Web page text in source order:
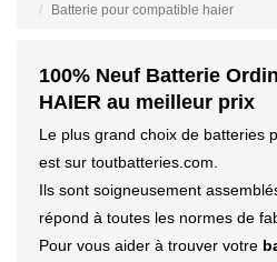
Batterie pour compatible haier
100% Neuf Batterie
HAIER au meilleur prix
Le plus grand choix de batteries
est sur toutbatteries.com.
Ils sont soigneusement
répond à toutes les normes de
Pour vous aider à trouver votre